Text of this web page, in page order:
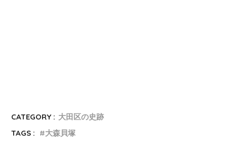
CATEGORY : 大田区の史跡
TAGS :
大森貝塚